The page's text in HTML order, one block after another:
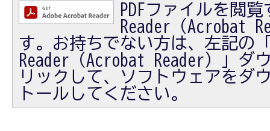
PDFファイルを閲
Reader（Acrobat
す。お持ちでない方は、左記の
Reader（Acrobat Reader）」ダ
リックして、ソフトウェアをダ
トールしてください。